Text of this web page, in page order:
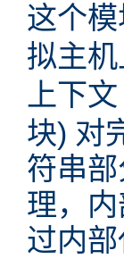
这个
拟主
上下
块) 对
符串
理，
过内